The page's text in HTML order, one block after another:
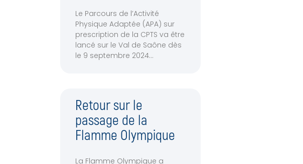
Le Parcours de l’Activité
Physique Adaptée (APA) sur
prescription de la CPTS va être
lancé sur le Val de Saône dès
le 9 septembre 2024
Retour sur le
passage de la
Flamme Olympique
La Flamme Olympique a